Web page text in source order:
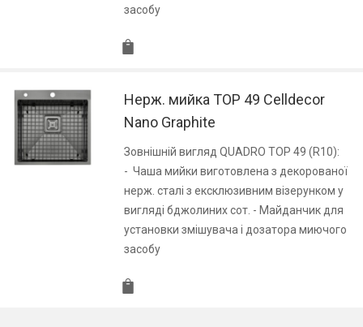
засобу
Нерж. мийка TOP 49 Celldecor
Nano Graphite
Зовнішній вигляд QUADRO TOP 49 (R10):
- Чаша мийки виготовлена з декорованої
нерж. сталі з ексклюзивним візерунком у
вигляді бджолиних сот. - Майданчик для
установки змішувача і дозатора миючого
засобу